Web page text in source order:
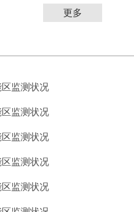
更多
监测状况
监测状况
监测状况
监测状况
监测状况